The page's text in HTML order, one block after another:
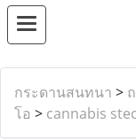
กระดานสนทนา >
โอ > cannabis